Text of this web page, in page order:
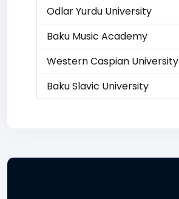
Odlar Yurdu University
Baku Music Academy
Western Caspian University
Baku Slavic University